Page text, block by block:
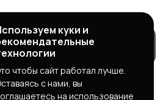
куки и
чтобы сайт работал лучше.
с нами, вы
на использование